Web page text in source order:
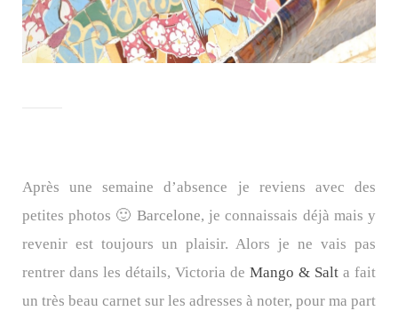
Après une semaine d’absence je reviens avec des
petites photos 🙂 Barcelone, je connaissais déjà mais y
revenir est toujours un plaisir. Alors je ne vais pas
rentrer dans les détails, Victoria de Mango & Salt a fait
un très beau carnet sur les adresses à noter, pour ma part